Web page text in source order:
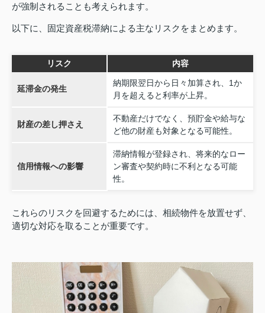
が強制されることも考えられます。
以下に、固定資産税滞納による主なリスクをまとめます。
リスク 内容
延滞金の発生
納期限翌日から日々加算され、1か
月を超えると利率が上昇。
財産の差し押さえ
不動産だけでなく、預貯金や給与な
ど他の財産も対象となる可能性。
信用情報への影響
滞納情報が登録され、将来的なロー
ン審査や契約時に不利となる可能
性。
これらのリスクを回避するためには、相続物件を放置せず、
適切な対応を取ることが重要です。